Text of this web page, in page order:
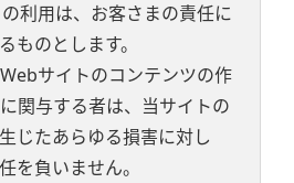
利用は、お客さまの責任に
ものとします。
サイトのコンテンツの作
関与する者は、当サイトの
じたあらゆる損害に対し
を負いません。